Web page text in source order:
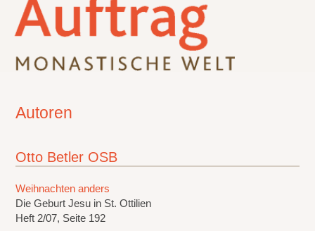
Autoren
Otto Betler OSB
Weihnachten anders
Die Geburt Jesu in St. Ottilien
Heft 2/07, Seite 192